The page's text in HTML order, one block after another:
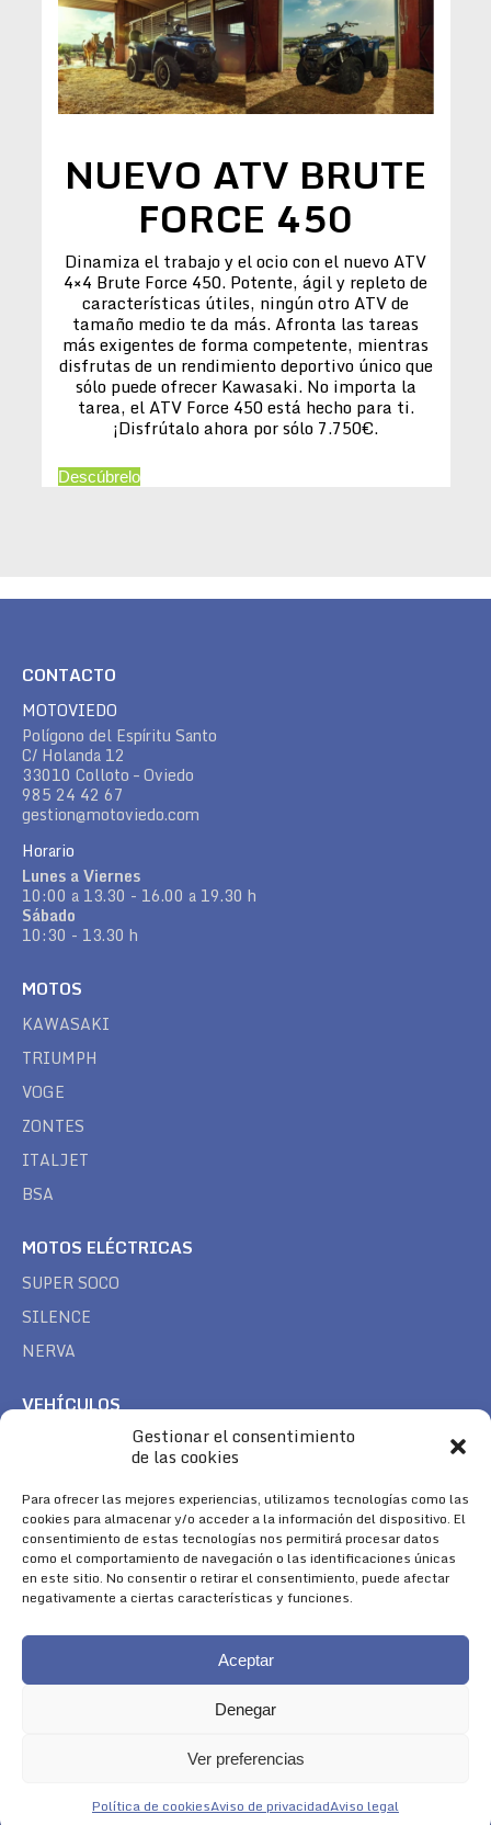
Gestionar el consentimiento
de las cookies
Para ofrecer las mejores experiencias, utilizamos tecnologías como las
cookies para almacenar y/o acceder a la información del dispositivo. El
consentimiento de estas tecnologías nos permitirá procesar datos
como el comportamiento de navegación o las identificaciones únicas
en este sitio. No consentir o retirar el consentimiento, puede afectar
negativamente a ciertas características y funciones.
Aceptar
Denegar
Ver preferencias
Política de cookiesAviso de privacidadAviso legal
NUEVO ATV BRUTE
FORCE 450
Dinamiza el trabajo y el ocio con el nuevo ATV
4×4 Brute Force 450. Potente, ágil y repleto de
características útiles, ningún otro ATV de
tamaño medio te da más. Afronta las tareas
más exigentes de forma competente, mientras
disfrutas de un rendimiento deportivo único que
sólo puede ofrecer Kawasaki. No importa la
tarea, el ATV Force 450 está hecho para ti.
¡Disfrútalo ahora por sólo 7.750€.
Descúbrelo
CONTACTO
MOTOVIEDO
Polígono del Espíritu Santo
C/ Holanda 12
33010 Colloto – Oviedo
985 24 42 67
gestion@motoviedo.com
Horario
Lunes a Viernes
10:00 a 13.30 - 16.00 a 19.30 h
Sábado
10:30 - 13.30 h
MOTOS
KAWASAKI
TRIUMPH
VOGE
ZONTES
ITALJET
BSA
MOTOS ELÉCTRICAS
SUPER SOCO
SILENCE
NERVA
VEHÍCULOS
TREK
SÍGUENOS
Encuéntranos en:
Facebook
page
YouTube
page
Instagram
page
Aviso Legal|Política de Cookies